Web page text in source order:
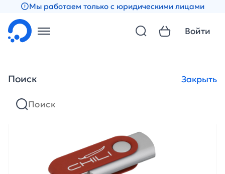
Мы работаем только с юридическими лицами
Поиск Закрыть
Войти